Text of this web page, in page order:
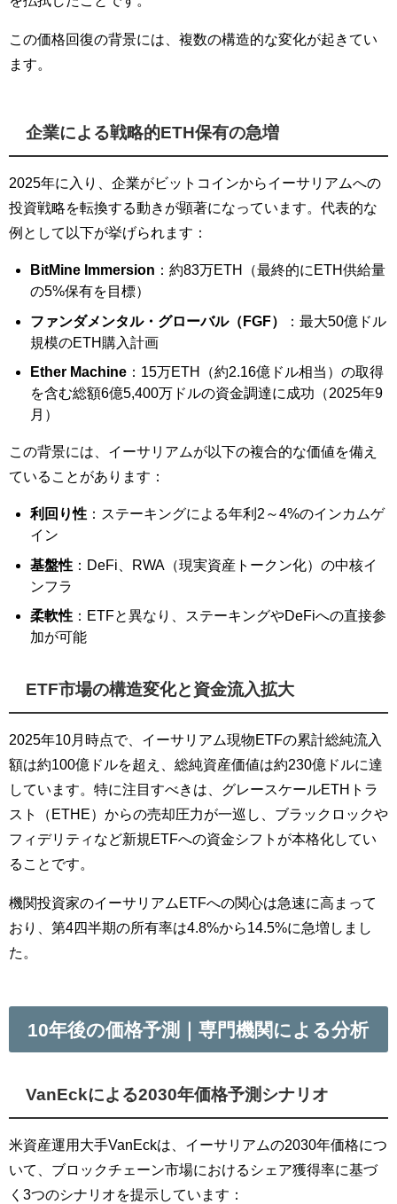
この価格回復の背景には、複数の構造的な変化が起きてい
ます。
企業による戦略的ETH保有の急増
2025年に入り、企業がビットコインからイーサリアムへの
投資戦略を転換する動きが顕著になっています。代表的な
例として以下が挙げられます：
BitMine Immersion ：約83万ETH（最終的にETH供給量
の5%保有を目標）
ファンダメンタル・グローバル（FGF）
：最大50億ドル
規模のETH購入計画
Ether Machine ：15万ETH（約2.16億ドル相当）の取得
を含む総額6億5,400万ドルの資金調達に成功（2025年9
月）
この背景には、イーサリアムが以下の複合的な価値を備え
ていることがあります：
利回り性 ：ステーキングによる年利2～4%のインカムゲ
イン
基盤性 ：DeFi、RWA（現実資産トークン化）の中核イ
ンフラ
柔軟性 ：ETFと異なり、ステーキングやDeFiへの直接参
加が可能
ETF市場の構造変化と資金流入拡大
2025年10月時点で、イーサリアム現物ETFの累計総純流入
額は約100億ドルを超え、総純資産価値は約230億ドルに達
しています。特に注目すべきは、グレースケールETHトラ
スト（ETHE）からの売却圧力が一巡し、ブラックロックや
フィデリティなど新規ETFへの資金シフトが本格化してい
ることです。
機関投資家のイーサリアムETFへの関心は急速に高まって
おり、第4四半期の所有率は4.8%から14.5%に急増しまし
た。
10年後の価格予測｜専門機関による分析
VanEckによる2030年価格予測シナリオ
米資産運用大手VanEckは、イーサリアムの2030年価格につ
いて、ブロックチェーン市場におけるシェア獲得率に基づ
く3つのシナリオを提示しています：